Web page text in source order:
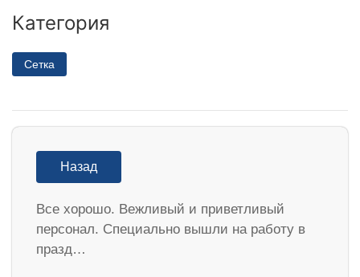
Категория
Сетка
Назад
Все хорошо. Вежливый и приветливый
персонал. Специально вышли на работу в
празд…